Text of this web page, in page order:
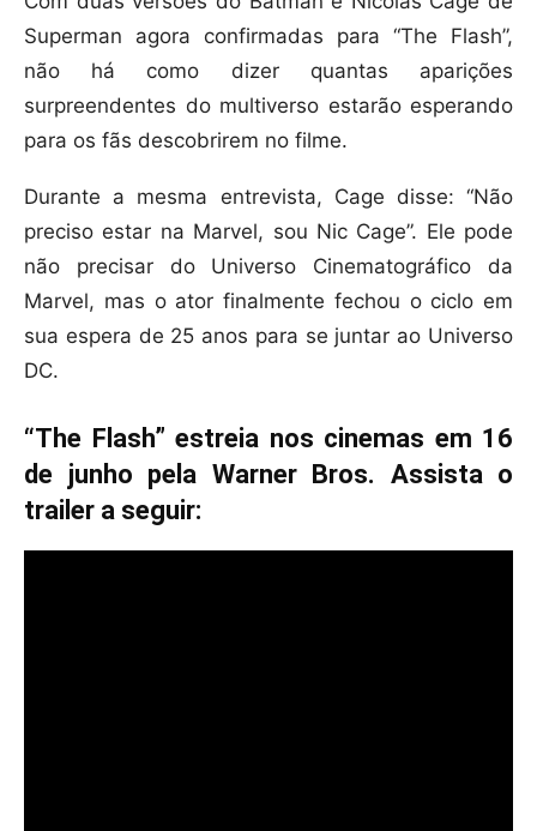
Superman agora confirmadas para “The Flash”,
não há como dizer quantas aparições
surpreendentes do multiverso estarão esperando
para os fãs descobrirem no filme.
Durante a mesma entrevista, Cage disse: “Não
preciso estar na Marvel, sou Nic Cage”. Ele pode
não precisar do Universo Cinematográfico da
Marvel, mas o ator finalmente fechou o ciclo em
sua espera de 25 anos para se juntar ao Universo
DC.
“The Flash” estreia nos cinemas em 16
de junho pela Warner Bros. Assista o
trailer a seguir: